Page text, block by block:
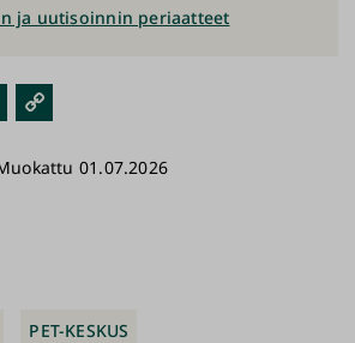
Link
n
link
ja uutisoinnin periaatteet
01.07.2026
PET-KESKUS